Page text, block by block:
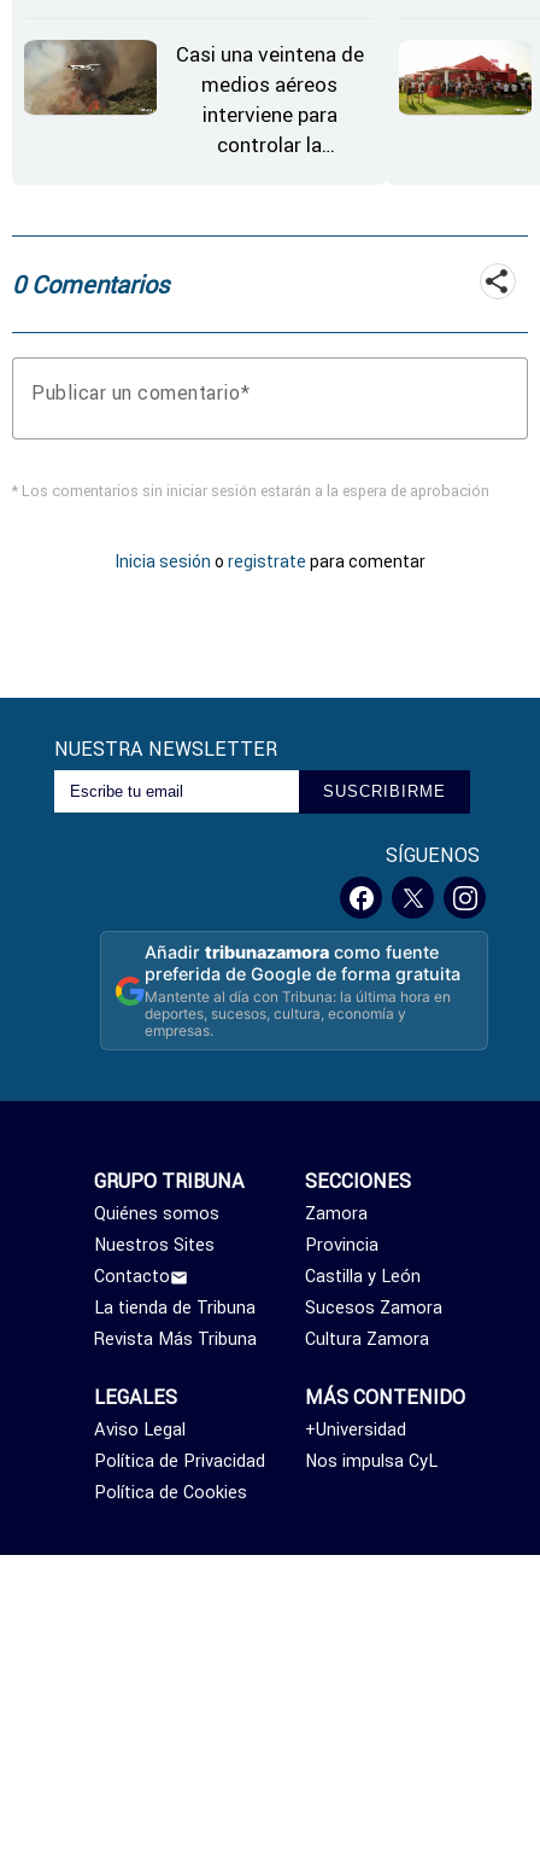
"favorable" y disminuir
el riesgo
Casi una veintena de
medios aéreos
interviene para
controlar la
Fermoselle
0 Comentarios
Publicar un comentario
* Los comentarios sin iniciar sesión estarán a la espera de aprobación
Inicia sesión o registrate para comentar
NUESTRA NEWSLETTER
SUSCRIBIRME
SÍGUENOS
Añadirtribunazamora como fuente
preferida de Google de forma gratuita
Mantente al día con Tribuna: la última hora en
deportes, sucesos, cultura, economía y
empresas.
SECCIONES
Zamora
Provincia
Castilla y León
Sucesos Zamora
Cultura Zamora
MÁS CONTENIDO
+Universidad
Nos impulsa CyL
GRUPO TRIBUNA
Quiénes somos
Nuestros Sites
Contacto
La tienda de Tribuna
Revista Más Tribuna
LEGALES
Aviso Legal
Política de Privacidad
Política de Cookies